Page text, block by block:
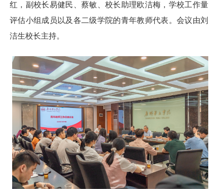
红 ， 副校长易健民、蔡敏、校长助理欧洁梅 ， 学校工作量
评估小组成员以及各二级学院的青年教师代表。会议由刘
洁生校长主持。